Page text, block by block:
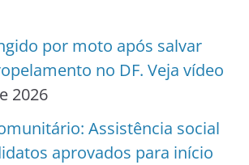
por moto após salvar
no DF. Veja vídeo
2026
Assistência social
aprovados para início